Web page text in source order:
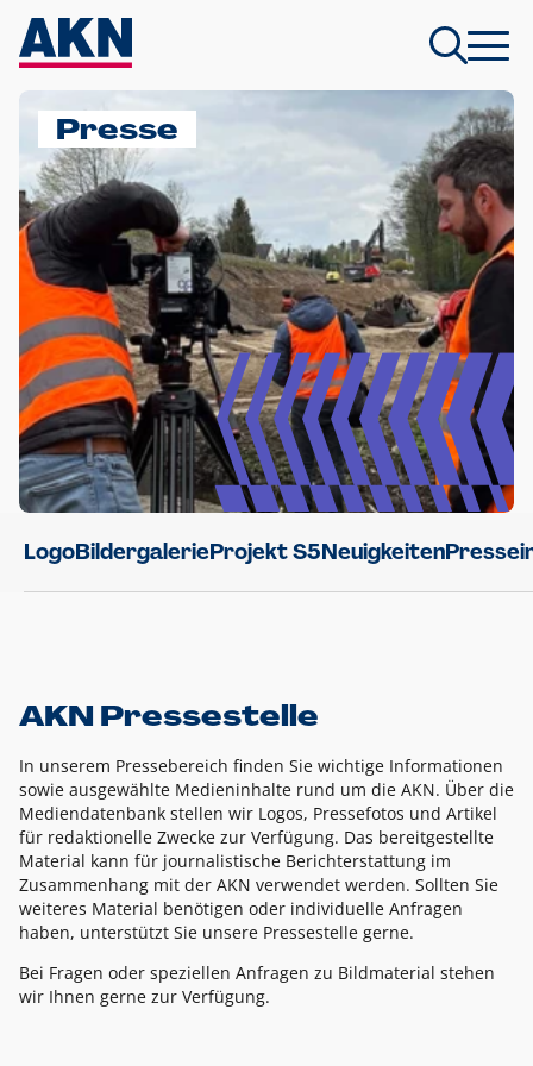
Presse
LogoBildergalerieProjekt S5Neuigkeiten
AKN Pressestelle
In unserem Pressebereich finden Sie wichtige Informationen
sowie ausgewählte Medieninhalte rund um die AKN. Über die
Mediendatenbank stellen wir Logos, Pressefotos und Artikel
für redaktionelle Zwecke zur Verfügung. Das bereitgestellte
Material kann für journalistische Berichterstattung im
Zusammenhang mit der AKN verwendet werden. Sollten Sie
weiteres Material benötigen oder individuelle Anfragen
haben, unterstützt Sie unsere Pressestelle gerne.
Bei Fragen oder speziellen Anfragen zu Bildmaterial stehen
wir Ihnen gerne zur Verfügung.